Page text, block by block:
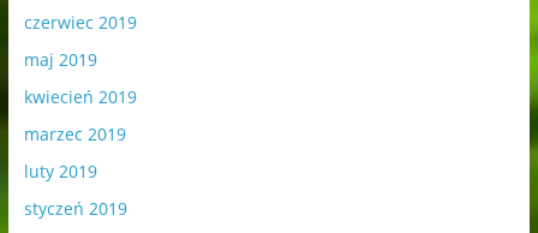
czerwiec 2019
maj 2019
kwiecień 2019
marzec 2019
luty 2019
styczeń 2019